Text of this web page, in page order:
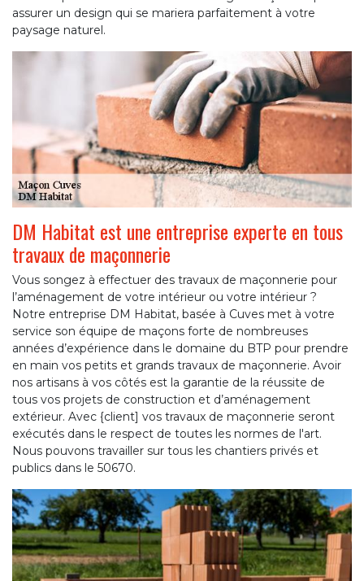
assurer un design qui se mariera parfaitement à votre
paysage naturel.
DM Habitat est une entreprise experte en tous
travaux de maçonnerie
Vous songez à effectuer des travaux de maçonnerie pour
l’aménagement de votre intérieur ou votre intérieur ?
Notre entreprise DM Habitat, basée à Cuves met à votre
service son équipe de maçons forte de nombreuses
années d’expérience dans le domaine du BTP pour prendre
en main vos petits et grands travaux de maçonnerie. Avoir
nos artisans à vos côtés est la garantie de la réussite de
tous vos projets de construction et d’aménagement
extérieur. Avec {client] vos travaux de maçonnerie seront
exécutés dans le respect de toutes les normes de l'art.
Nous pouvons travailler sur tous les chantiers privés et
publics dans le 50670.